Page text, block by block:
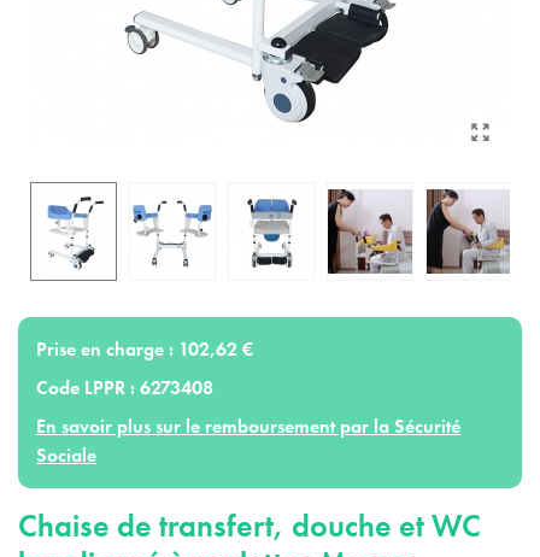
Prise en charge : 102,62 €
Code LPPR :6273408
En savoir plus sur le remboursement par la Sécurité
Sociale
Chaise de transfert, douche et WC